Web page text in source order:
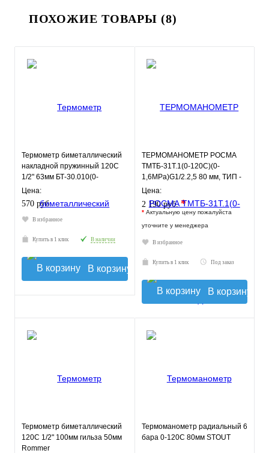
ПОХОЖИЕ ТОВАРЫ (8)
Термометр биметаллический
накладной пружинный 120С
1/2" 63мм БТ-30.010(0-
120С)2,5 РОСМА
Цена:
570 руб.
В избранное
Купить в 1 клик В наличии
В корзину
ТЕРМОМАНОМЕТР РОСМА
ТМТБ-31Т.1(0-120С)(0-
1,6MPa)G1/2.2,5 80 мм, ТИП -
ТМТБ-31Т, температура: 0-
120С
Цена:
2 190 руб.*
* Актуальную цену пожалуйста
уточните у менеджера
В избранное
Купить в 1 клик Под заказ
В корзину
Термометр биметаллический
120С 1/2" 100мм гильза 50мм
Rommer
Термоманометр радиальный 6
бара 0-120С 80мм STOUT